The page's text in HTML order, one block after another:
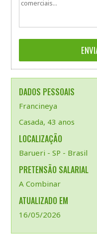
DADOS PESSOAIS
Francineya
Casada, 43 anos
LOCALIZAÇÃO
Barueri - SP - Brasil
PRETENSÃO SALARIAL
A Combinar
ATUALIZADO EM
16/05/2026